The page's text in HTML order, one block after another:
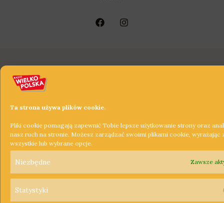
Ta strona używa plików cookie.
Pliki cookie pomagają zapewnić Tobie lepsze użytkowanie strony oraz
nasz ruch na stronie. Możesz zarządzać swoimi plikami cookie, wyrażając
wszystkie lub wybrane opcje.
Niezbędne Zawsze
Statystyki